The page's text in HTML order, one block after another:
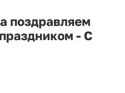
поздравляем
- C